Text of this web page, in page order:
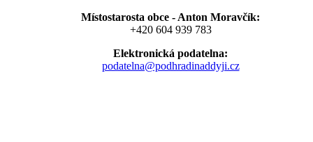
Místostarosta obce - Anton Moravčík:
+420 604 939 783
Elektronická podatelna:
podatelna@podhradinaddyji.cz